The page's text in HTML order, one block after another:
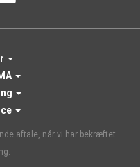
aftale, når vi har bekræftet